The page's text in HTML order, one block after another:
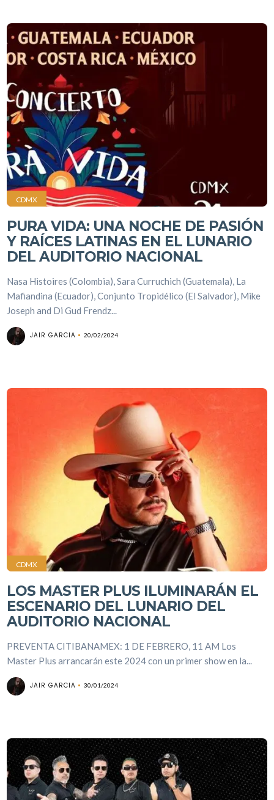
CDMX
PURA VIDA: UNA NOCHE DE PASIÓN
Y RAÍCES LATINAS EN EL LUNARIO
DEL AUDITORIO NACIONAL
Nasa Histoires (Colombia), Sara Curruchich (Guatemala), La
Mafiandina (Ecuador), Conjunto Tropidélico (El Salvador), Mike
Joseph and Di Gud Frendz...
JAIR GARCIA 20/02/2024
CDMX
LOS MASTER PLUS ILUMINARÁN EL
ESCENARIO DEL LUNARIO DEL
AUDITORIO NACIONAL
PREVENTA CITIBANAMEX: 1 DE FEBRERO, 11 AM Los
Master Plus arrancarán este 2024 con un primer show en la...
JAIR GARCIA 30/01/2024